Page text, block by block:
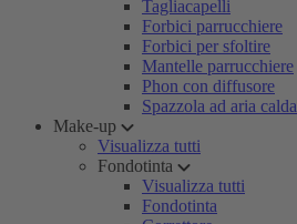
Tagliacapelli
Forbici parrucchiere
Forbici per sfoltire
Mantelle parrucchiere
Phon con diffusore
Spazzola ad aria calda
Make-up
Visualizza tutti
Fondotinta
Visualizza tutti
Fondotinta